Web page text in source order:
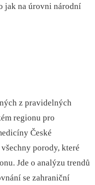
jak na úrovni národní
z pravidelných
regionu pro
České
porody, které
Jde o analýzu trendů
se zahraniční